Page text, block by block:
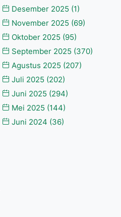
Desember 2025 (1)
November 2025 (69)
Oktober 2025 (95)
September 2025 (370)
Agustus 2025 (207)
Juli 2025 (202)
Juni 2025 (294)
Mei 2025 (144)
Juni 2024 (36)